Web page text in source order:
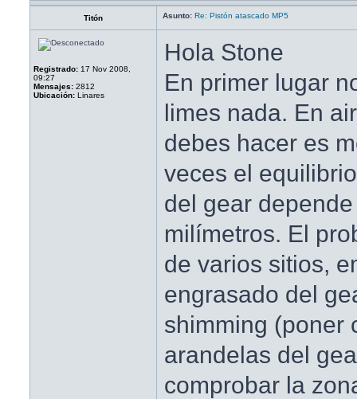
Titón Asunto: Re: Pistón atascado MP5
Registrado: 17 Nov 2008,
09:27
Mensajes: 2812
Ubicación: Linares
Hola Stone
En primer lugar
limes nada. En
debes hacer es
veces el
del gear
milímetros. El
de varios sitios,
engrasado del
shimming (poner
arandelas del
comprobar la